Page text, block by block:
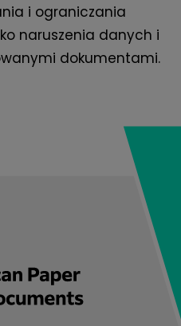
i ograniczania
naruszenia danych i
dokumentami.